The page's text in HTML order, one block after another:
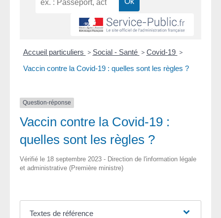
Accueil particuliers > Social - Santé > Covid-19 >
Vaccin contre la Covid-19 : quelles sont les règles ?
Question-réponse
Vaccin contre la Covid-19 :
quelles sont les règles ?
Vérifié le 18 septembre 2023 - Direction de l'information légale
et administrative (Première ministre)
Textes de référence